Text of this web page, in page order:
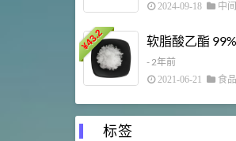
2024-09-18 中
¥
43.2 软脂酸乙酯 99%
- 2年前
2021-06-21 食
标签